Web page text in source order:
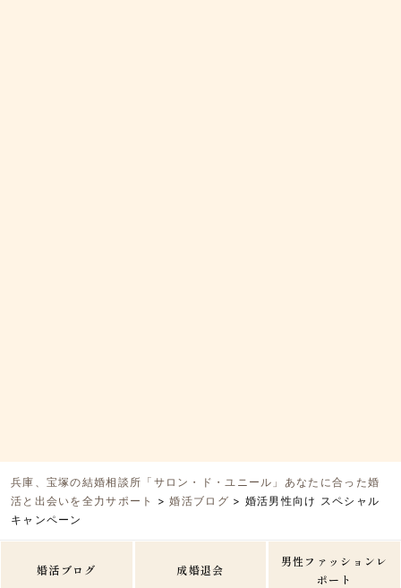
兵庫、宝塚の結婚相談所「サロン・ド・ユニール」あなたに合った婚
活と出会いを全力サポート
>婚活ブログ > 婚活男性向け スペシャル
キャンペーン
婚活ブログ 成婚退会
男性ファッションレ
ポート